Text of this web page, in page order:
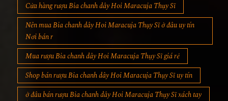
Cửa hàng rượu Bia chanh dây Hoi Maracuja Thụy Sĩ
Nên mua Bia chanh dây Hoi Maracuja Thụy Sĩ ở đâu uy tín
Nơi bán r
Mua rượu Bia chanh dây Hoi Maracuja Thụy Sĩ giá rẻ
Shop bán rượu Bia chanh dây Hoi Maracuja Thụy Sĩ uy tín
ở đâu bán rượu Bia chanh dây Hoi Maracuja Thụy Sĩ xách tay